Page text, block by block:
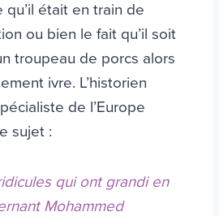
était en train de
ou bien le fait qu’il soit
troupeau de porcs alors
ivre. L’historien
de l’Europe
sujet :
qui ont grandi en
Mohammed